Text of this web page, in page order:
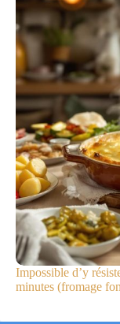
Impossible d’y
minutes (fromage